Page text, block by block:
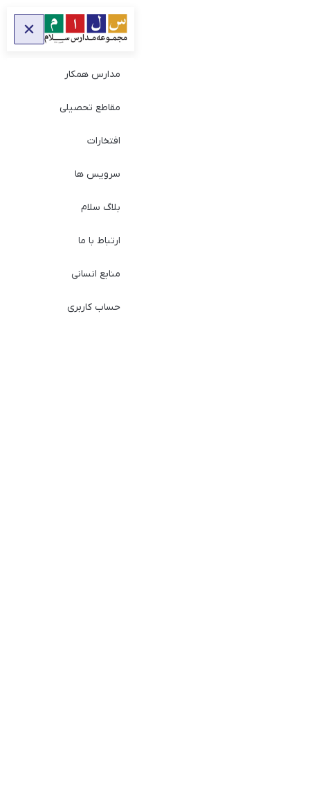
مدارس همکار
مقاطع تحصیلی
افتخارات
سرویس ها
بلاگ سلام
ارتباط با ما
منابع انسانی
حساب کاربری